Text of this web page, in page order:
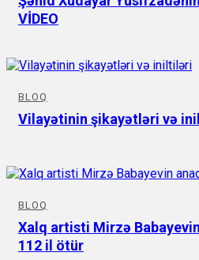
VİDEO
BLOQ
Vilayətinin şikayətləri və
BLOQ
Xalq artisti Mirzə
112 il ötür